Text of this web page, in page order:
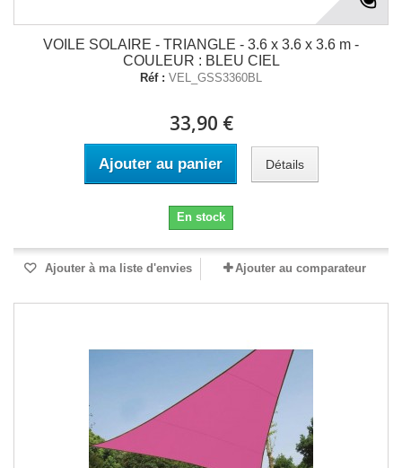
VOILE SOLAIRE - TRIANGLE - 3.6 x 3.6 x 3.6 m -
COULEUR : BLEU CIEL
Réf : VEL_GSS3360BL
33,90 €
Ajouter au panier Détails
En stock
Ajouter à ma liste d'envies Ajouter au comparateur